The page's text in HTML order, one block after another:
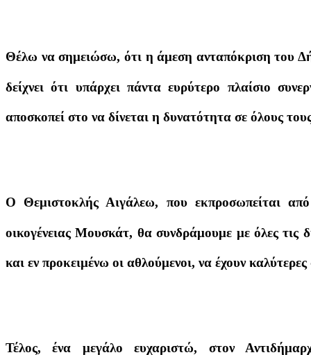
Θέλω να σημειώσω, ότι η άμεση ανταπόκριση του
δείχνει ότι υπάρχει πάντα ευρύτερο πλαίσιο
αποσκοπεί στο να δίνεται η δυνατότητα σε όλους
Ο Θεμιστοκλής Αιγάλεω, που εκπροσωπείται
οικογένειας Μουσκάτ, θα συνδράμουμε με όλες τις
και εν προκειμένω οι αθλούμενοι, να έχουν
Τέλος, ένα μεγάλο ευχαριστώ, στον